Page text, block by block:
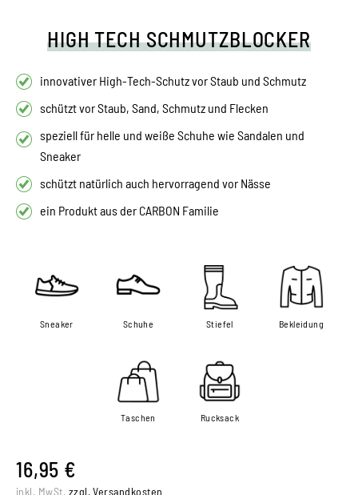
HIGH TECH SCHMUTZBLOCKER
innovativer High-Tech-Schutz vor Staub und Schmutz
schützt vor Staub, Sand, Schmutz und Flecken
speziell für helle und weiße Schuhe wie Sandalen und
Sneaker
schützt natürlich auch hervorragend vor Nässe
ein Produkt aus der CARBON Familie
Sneaker Schuhe Stiefel Bekleidung
Taschen Rucksack
16,95 €
inkl. MwSt. zzgl. Versandkosten